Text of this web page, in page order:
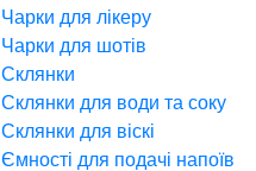
Чарки для лікеру
Чарки для шотів
Склянки
Склянки для води та соку
Склянки для віскі
Ємності для подачі напоїв